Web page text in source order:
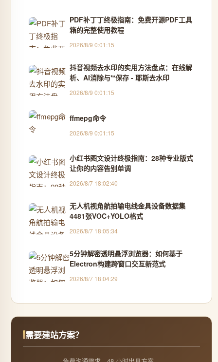
PDF补丁丁终极指南：免费开源PDF工具
箱的完整使用教程
2026/8/9 0:01:15
抖音视频去水印的实用方法盘点：在线解
析、AI消除与**保存 - 耶斯去水印
2026/8/9 0:01:15
ffmepg命令
2026/8/9 0:01:15
小红书图文设计终极指南：28种专业版式
让你的内容告别单调
2026/8/7 18:02:40
无人机视角航拍输电线金具设备数据集
4481张VOC+YOLO格式
2026/8/7 18:05:34
5分钟解密透明悬浮浏览器：如何基于
Electron构建跨窗口交互新范式
2026/8/7 18:04:29
需要建站方案？